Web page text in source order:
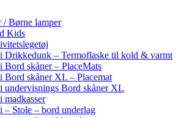
/ Børne lamper
Kids
Drikkedunk – Termoflaske til kold & varmt
skåner – PlaceMats
Bord skåner XL – Placemat
undervisnings Bord skåner XL
– Stole – bord underlag